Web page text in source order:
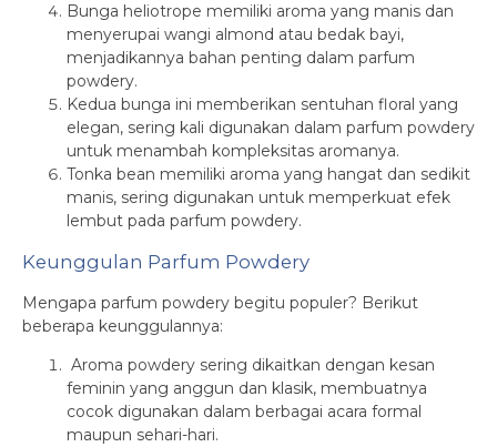
Bunga heliotrope memiliki aroma yang manis dan
menyerupai wangi almond atau bedak bayi,
menjadikannya bahan penting dalam parfum
powdery.
Kedua bunga ini memberikan sentuhan floral yang
elegan, sering kali digunakan dalam parfum powdery
untuk menambah kompleksitas aromanya.
Tonka bean memiliki aroma yang hangat dan sedikit
manis, sering digunakan untuk memperkuat efek
lembut pada parfum powdery.
Keunggulan Parfum Powdery
Mengapa parfum powdery begitu populer? Berikut
beberapa keunggulannya:
Aroma powdery sering dikaitkan dengan kesan
feminin yang anggun dan klasik, membuatnya
cocok digunakan dalam berbagai acara formal
maupun sehari-hari.